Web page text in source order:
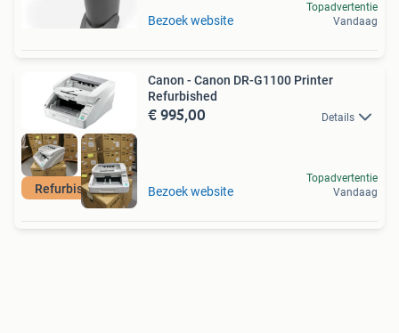
Bezoek website
Topadvertentie
Vandaag
Refurbished HP
Canon - Canon DR-G1100 Printer
Refurbished
€ 995,00 Details
Bezoek website
Topadvertentie
Vandaag